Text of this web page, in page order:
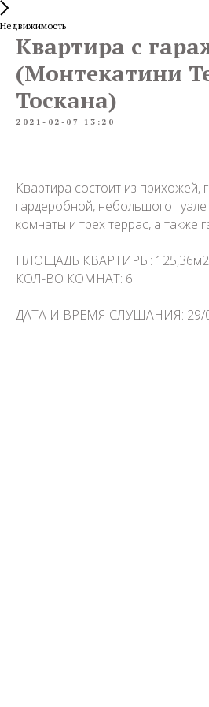
Недвижимость
Квартира с
(Монтекатини
Тоскана)
2021-02-07 13:20
Квартира состоит из прихожей,
гардеробной, небольшого
комнаты и трех террас, а также
ПЛОЩАДЬ КВАРТИРЫ: 125,36м2
КОЛ-ВО КОМНАТ: 6
ДАТА И ВРЕМЯ СЛУШАНИЯ: 29/